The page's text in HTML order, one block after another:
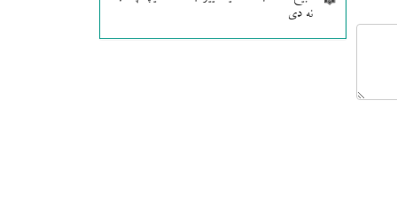
نه دی